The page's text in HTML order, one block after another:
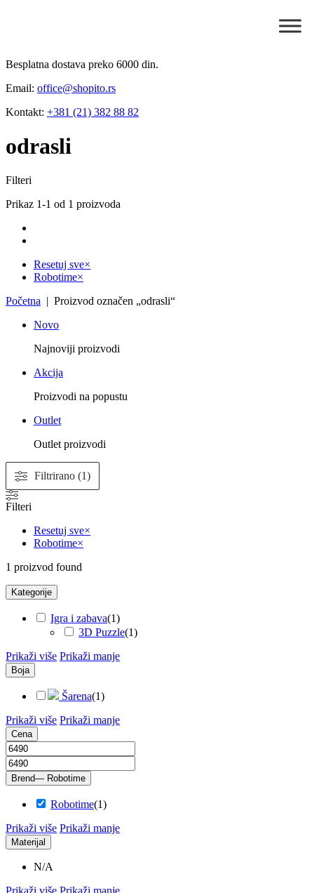
Besplatna dostava preko 6000 din.
Email: office@shopito.rs
Kontakt: +381 (21) 382 88 82
odrasli
Filteri
Prikaz 1-1 od 1 proizvoda
Resetuj sve×
Robotime×
Početna | Proizvod označen „odrasli“
Novo
Najnoviji proizvodi
Akcija
Proizvodi na popustu
Outlet
Outlet proizvodi
Filtrirano (1)
Filteri
Resetuj sve×
Robotime×
1 proizvod found
Kategorije
Igra i zabava(1)
3D Puzzle(1)
Prikaži više Prikaži manje
Boja
Šarena(1)
Prikaži više Prikaži manje
Cena
Brend— Robotime
Robotime(1)
Prikaži više Prikaži manje
Materijal
N/A